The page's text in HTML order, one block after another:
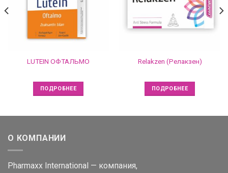
LUTEIN ОФТАЛЬМО
ПОДРОБНЕЕ
Relakzen (Релакзен)
ПОДРОБНЕЕ
О КОМПАНИИ
Pharmaxx International — компания,